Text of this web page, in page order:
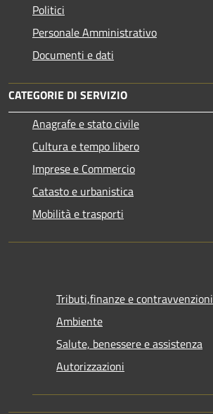
Politici
Personale Amministrativo
Documenti e dati
CATEGORIE DI SERVIZIO
Anagrafe e stato civile
Cultura e tempo libero
Imprese e Commercio
Catasto e urbanistica
Mobilità e trasporti
Tributi,finanze e contravvenzioni
Ambiente
Salute, benessere e assistenza
Autorizzazioni